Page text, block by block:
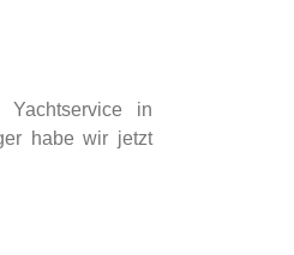
Yachtservice in
habe wir jetzt